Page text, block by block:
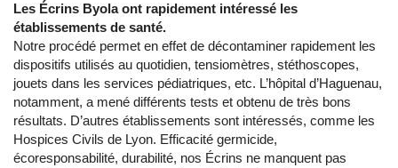
Les Écrins Byola ont rapidement intéressé les
établissements de santé.
Notre procédé permet en effet de décontaminer rapidement les
dispositifs utilisés au quotidien, tensiomètres, stéthoscopes,
jouets dans les services pédiatriques, etc. L’hôpital d’Haguenau,
notamment, a mené différents tests et obtenu de très bons
résultats. D’autres établissements sont intéressés, comme les
Hospices Civils de Lyon. Efficacité germicide,
écoresponsabilité, durabilité, nos Écrins ne manquent pas